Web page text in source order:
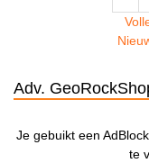
Adv.
Je gebuikt een
te